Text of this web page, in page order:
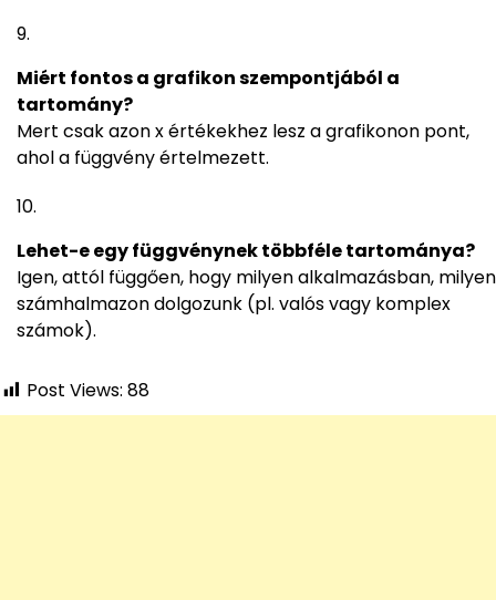
Miért fontos a grafikon szempontjából a
tartomány?
Mert csak azon x értékekhez lesz a grafikonon pont,
ahol a függvény értelmezett.
Lehet-e egy függvénynek többféle tartománya?
Igen, attól függően, hogy milyen alkalmazásban, milyen
számhalmazon dolgozunk (pl. valós vagy komplex
számok).
Post Views: 88